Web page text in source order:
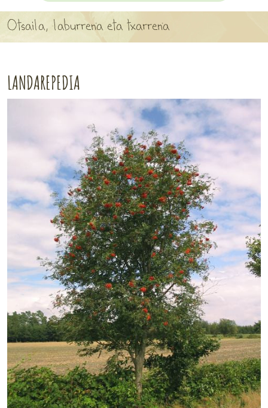
APARTEN MAPA
LURRERAKO BIDE LAGUN
HASI NAHI AL DUZU? 8 URRATS
BIZI BARATZEA LIBURUA
SENDABELARRAK
ETXEKO LANDAREAK
LANDAREPEDIA
ALBISTEAK
LURRAREN AGENDA
AZOKA
Otsaila, laburrena eta txarrena
LANDAREPEDIA